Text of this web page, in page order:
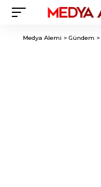
Medya Alemi > Gündem >